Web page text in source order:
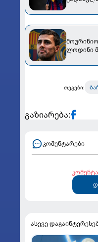
ლოდინი
თეგები:
გაზიარება:
კომენტარები
ასევე